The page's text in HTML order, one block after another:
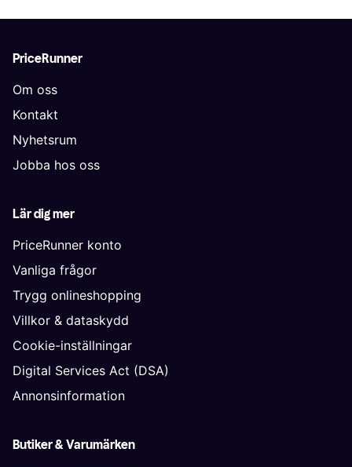
PriceRunner
Om oss
Kontakt
Nyhetsrum
Jobba hos oss
Lär dig mer
PriceRunner konto
Vanliga frågor
Trygg onlineshopping
Villkor & dataskydd
Cookie-inställningar
Digital Services Act (DSA)
Annonsinformation
Butiker & Varumärken